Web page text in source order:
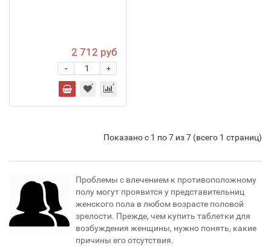
2 712 руб
+
-
Показано с 1 по 7 из 7 (всего 1 страниц)
Проблемы с влечением к противоположному
полу могут проявится у представительниц
женского пола в любом возрасте половой
зрелости. Прежде, чем купить таблетки для
возбуждения женщины, нужно понять, какие
причины его отсутствия.